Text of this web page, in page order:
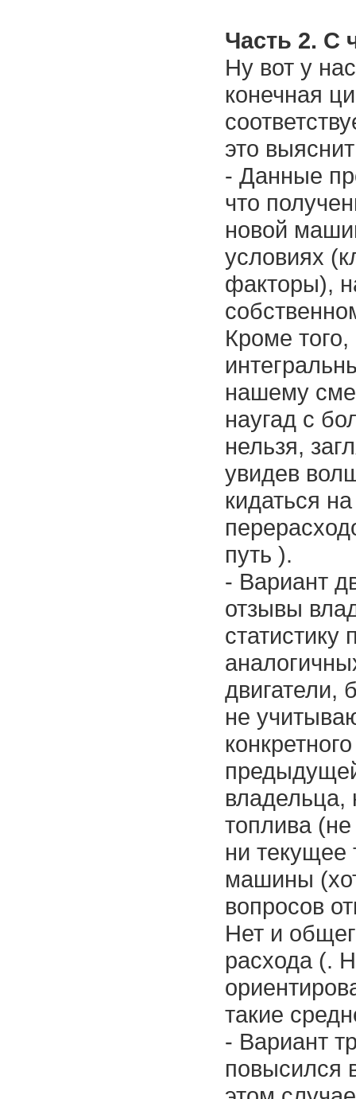
Часть 2. С
Ну вот у
конечная
это
- Данные
что
новой
условиях
факторы),
Кроме того,
нашему
наугад с
нельзя,
увидев
кидаться
путь ).
- Вариант
отзывы
двигатели,
не
владельца,
топлива
ни текущее
машины
вопросов
Нет и
расхода (.
такие
- Вариант
повысился